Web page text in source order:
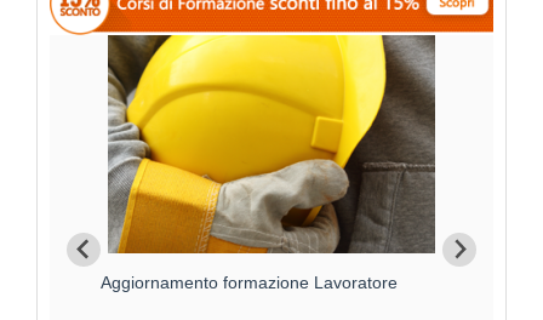
Aggiornamento formazione Lavoratore